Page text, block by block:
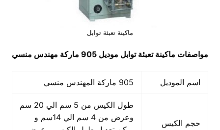
ماكينة تعبئة توابل
مواصفات ماكينة تعبئة توابل موديل 905 ماركة مهندس منسي
اسم الموديل 905 ماركة المهندس منسي
حجم الكيس
طول الكيس من 5 سم الي 20 سم
وعرض من 4 سم الي 14سم و